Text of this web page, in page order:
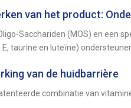
van het product:
Sacchariden (MOS) en een
taurine en luteïne)
van de huidbarrière
combinatie van